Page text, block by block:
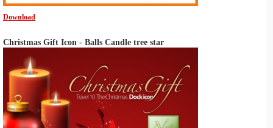
Download
Christmas Gift Icon - Balls Candle tree star